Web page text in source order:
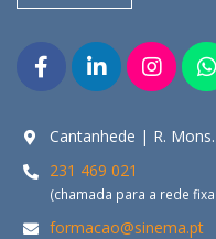
Cantanhede | R.
231 469 021
(chamada para a rede
formacao@sinema.pt